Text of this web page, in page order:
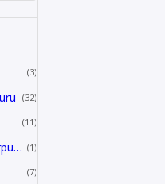
3
32
11
Akreditasi Perpustakaan 1
7